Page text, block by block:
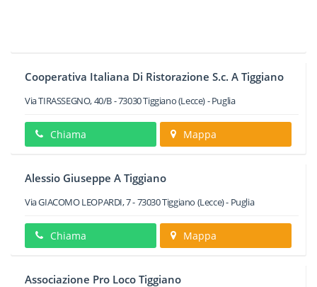
Cooperativa Italiana Di Ristorazione S.c. A Tiggiano
Via TIRASSEGNO, 40/B-73030Tiggiano(Lecce) -Puglia
Chiama Mappa
Alessio Giuseppe A Tiggiano
Via GIACOMO LEOPARDI, 7-73030Tiggiano (Lecce) - Puglia
Chiama Mappa
Associazione Pro Loco Tiggiano